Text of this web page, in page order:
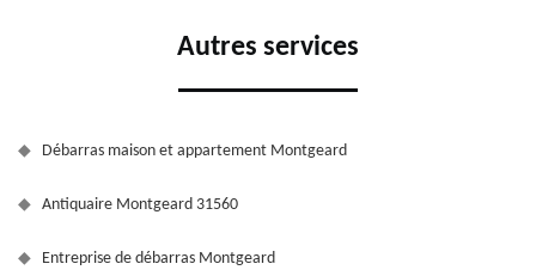
Autres services
Débarras maison et appartement Montgeard
Antiquaire Montgeard 31560
Entreprise de débarras Montgeard